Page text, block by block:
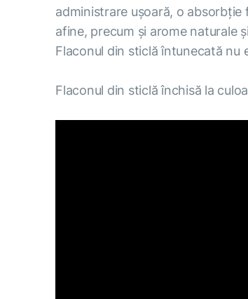
administrare ușoară, o
afine, precum și arome naturale
Flaconul din sticlă întunecată nu
Flaconul din sticlă închisă la